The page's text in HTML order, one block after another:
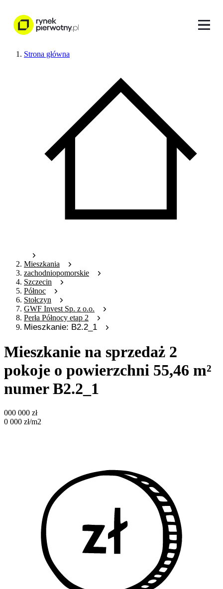
Strona główna
Mieszkania
zachodniopomorskie
Szczecin
Północ
Stołczyn
GWF Invest Sp. z o.o.
Perła Północy etap 2
Mieszkanie: B2.2_1
Mieszkanie na sprzedaż 2
pokoje o powierzchni 55,46 m²
numer B2.2_1
000 000 zł
0 000 zł/m2